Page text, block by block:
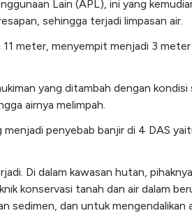
Lain (APL), ini yang
sehingga terjadi limpasan air.
meter, menyempit menjadi 3
yang ditambah dengan
airnya melimpah.
penyebab banjir di 4 DAS
Di dalam kawasan hutan,
konservasi tanah dan air dalam
sedimen, dan untuk mengendalikan